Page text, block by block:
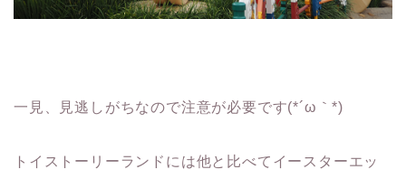
一見、見逃しがちなので注意が必要です(*´ω｀*)
トイストーリーランドには他と比べてイースターエッ